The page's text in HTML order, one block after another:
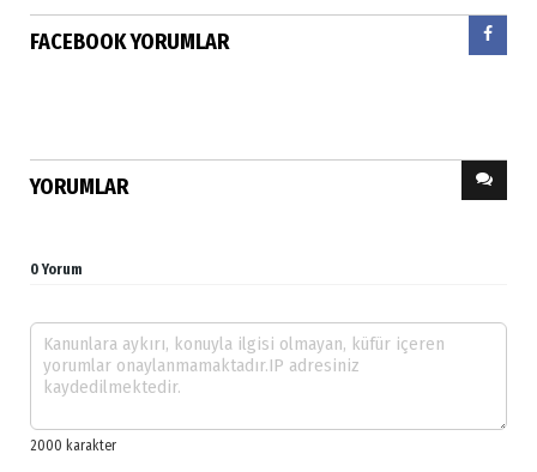
FACEBOOK YORUMLAR
YORUMLAR
0 Yorum